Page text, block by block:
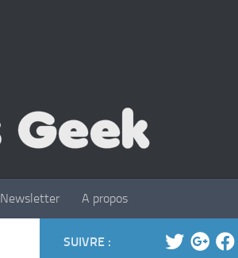
Newsletter A propos
SUIVRE :